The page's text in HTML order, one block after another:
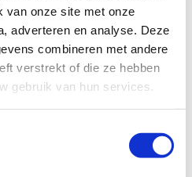
van onze site met onze
adverteren en analyse. Deze
combineren met andere
verstrekt of die ze hebben
gebruik van hun services.